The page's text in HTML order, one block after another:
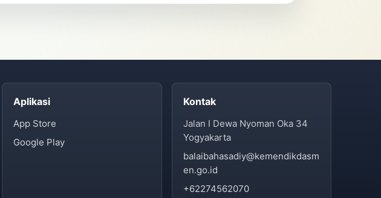
Aplikasi
App Store
Google Play
Kontak
Jalan I Dewa Nyoman Oka 34
Yogyakarta
balaibahasadiy@kemendikdasm
en.go.id
+62274562070